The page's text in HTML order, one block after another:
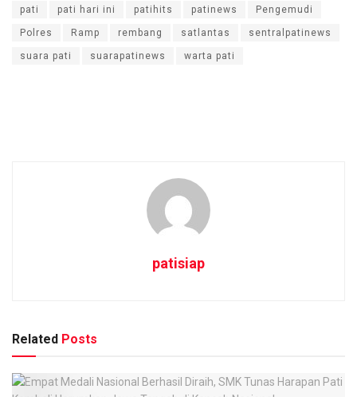
pati pati hari ini patihits patinews Pengemudi
Polres Ramp rembang satlantas sentralpatinews
suara pati suarapatinews warta pati
patisiap
Related Posts